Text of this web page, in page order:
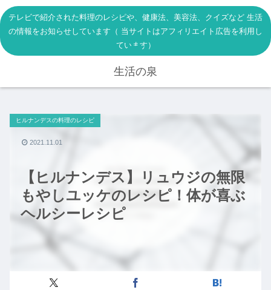
テレビで紹介された料理のレシピや、健康法、美容法、クイズなど 生活
の情報をお知らせしています（ 当サイトはアフィリエイト広告を利用し
ています）
生活の泉
【ヒルナンデス】リュウジの無限
もやしユッケのレシピ！体が喜ぶ
ヘルシーレシピ
ヒルナンデスの料理のレシピ
2021.11.01